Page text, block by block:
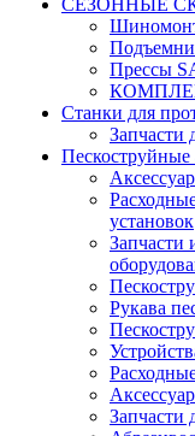
СЕЗОННЫЕ
Прессы
Станки для
Запчасти
Пескоструйные
установок
Запчасти
Рукава
Запчасти